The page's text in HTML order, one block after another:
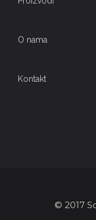
O nama
Kontakt
© 2017